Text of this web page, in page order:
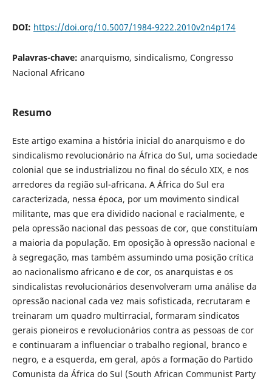
DOI: https://doi.org/10.5007/1984-9222.2010v2n4p174
Palavras-chave: anarquismo, sindicalismo, Congresso
Nacional Africano
Resumo
Este artigo examina a história inicial do anarquismo e do
sindicalismo revolucionário na África do Sul, uma sociedade
colonial que se industrializou no final do século XIX, e nos
arredores da região sul-africana. A África do Sul era
caracterizada, nessa época, por um movimento sindical
militante, mas que era dividido nacional e racialmente, e
pela opressão nacional das pessoas de cor, que constituíam
a maioria da população. Em oposição à opressão nacional e
à segregação, mas também assumindo uma posição crítica
ao nacionalismo africano e de cor, os anarquistas e os
sindicalistas revolucionários desenvolveram uma análise da
opressão nacional cada vez mais sofisticada, recrutaram e
treinaram um quadro multirracial, formaram sindicatos
gerais pioneiros e revolucionários contra as pessoas de cor
e continuaram a influenciar o trabalho regional, branco e
negro, e a esquerda, em geral, após a formação do Partido
Comunista da África do Sul (South African Communist Party